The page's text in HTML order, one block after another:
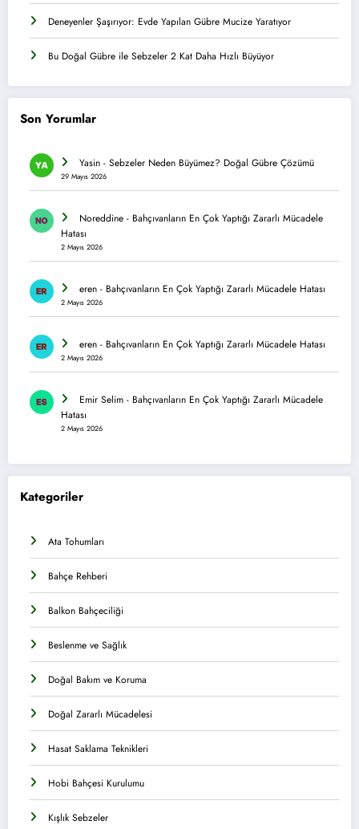
Deneyenler Şaşırıyor: Evde Yapılan Gübre Mucize Yaratıyor
Bu Doğal Gübre ile Sebzeler 2 Kat Daha Hızlı Büyüyor
Son Yorumlar
Yasin - Sebzeler Neden Büyümez? Doğal Gübre Çözümü
29 Mayıs 2026
Noreddine - Bahçıvanların En Çok Yaptığı Zararlı Mücadele
Hatası
2 Mayıs 2026
eren - Bahçıvanların En Çok Yaptığı Zararlı Mücadele Hatası
2 Mayıs 2026
eren - Bahçıvanların En Çok Yaptığı Zararlı Mücadele Hatası
2 Mayıs 2026
Emir Selim - Bahçıvanların En Çok Yaptığı Zararlı Mücadele
Hatası
2 Mayıs 2026
Kategoriler
Ata Tohumları
Bahçe Rehberi
Balkon Bahçeciliği
Beslenme ve Sağlık
Doğal Bakım ve Koruma
Doğal Zararlı Mücadelesi
Hasat Saklama Teknikleri
Hobi Bahçesi Kurulumu
Kışlık Sebzeler